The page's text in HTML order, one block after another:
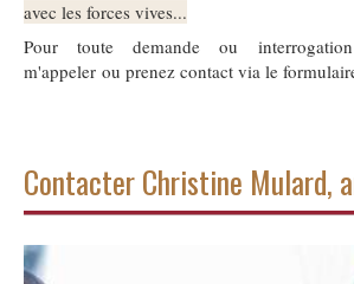
avec les forces vives...
Pour toute demande ou
m'appeler ou prenez contact via le
Contacter Christine Mulard,